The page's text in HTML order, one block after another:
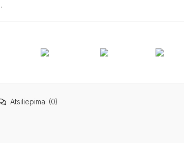
Atsiliepimai (0)